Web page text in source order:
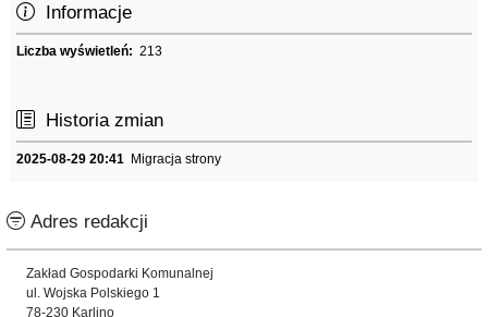
Informacje
Liczba wyświetleń: 213
Historia zmian
2025-08-29 20:41 Migracja strony
Adres redakcji
Zakład Gospodarki Komunalnej
ul. Wojska Polskiego 1
78-230 Karlino